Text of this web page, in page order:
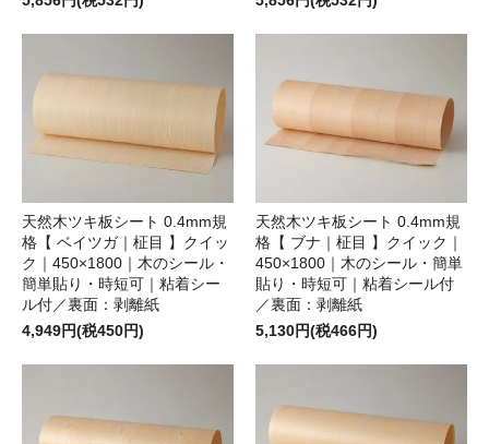
天然木ツキ板シート 0.4mm規
格【 ベイツガ｜柾目 】クイッ
ク｜450×1800｜木のシール・
簡単貼り・時短可｜粘着シー
ル付／裏面：剥離紙
4,949円(税450円)
天然木ツキ板シート 0.4mm規
格【 ブナ｜柾目 】クイック｜
450×1800｜木のシール・簡単
貼り・時短可｜粘着シール付
／裏面：剥離紙
5,130円(税466円)